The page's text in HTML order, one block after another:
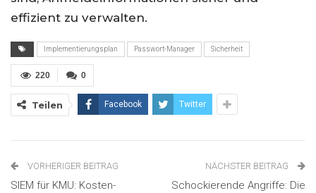
effizient zu verwalten.
Implementierungsplan Passwort-Manager Sicherheit
0
220
Teilen Facebook Twitter
VORHERIGER BEITRAG
SIEM für KMU: Kosten-
NÄCHSTER BEITRAG
Schockierende Angriffe: Die